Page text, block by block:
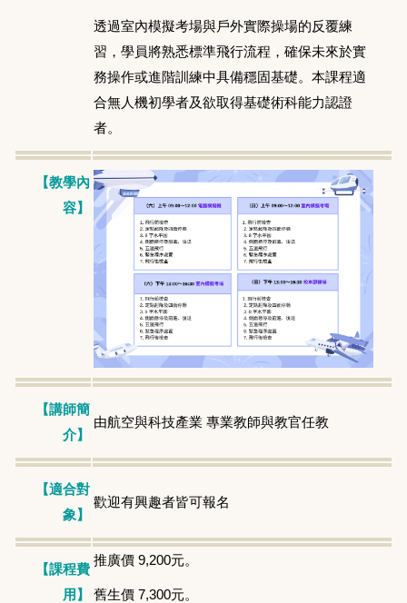
透過室內模擬考場與戶外實際操場的反覆練
習，學員將熟悉標準飛行流程，確保未來於實
務操作或進階訓練中具備穩固基礎。本課程適
合無人機初學者及欲取得基礎術科能力認證
者。
【教學內
容】
【講師簡
介】
由航空與科技產業 專業教師與教官任教
【適合對
象】
歡迎有興趣者皆可報名
【課程費
用】
推廣價 9,200元。
舊生價 7,300元。